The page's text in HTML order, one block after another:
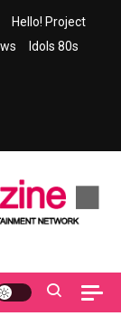
Hello! Project
Idols 80s